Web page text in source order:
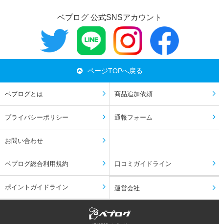
ベプログ 公式SNSアカウント
ページTOPへ戻る
ベプログとは 商品追加依頼
プライバシーポリシー 通報フォーム
お問い合わせ
ベプログ総合利用規約 口コミガイドライン
ポイントガイドライン 運営会社